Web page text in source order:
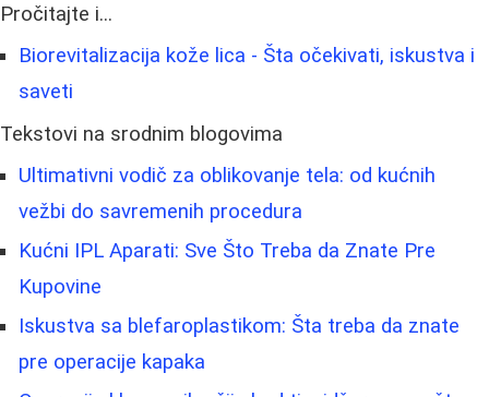
Pročitajte i...
Biorevitalizacija kože lica - Šta očekivati, iskustva i
saveti
Tekstovi na srodnim blogovima
Ultimativni vodič za oblikovanje tela: od kućnih
vežbi do savremenih procedura
Kućni IPL Aparati: Sve Što Treba da Znate Pre
Kupovine
Iskustva sa blefaroplastikom: Šta treba da znate
pre operacije kapaka